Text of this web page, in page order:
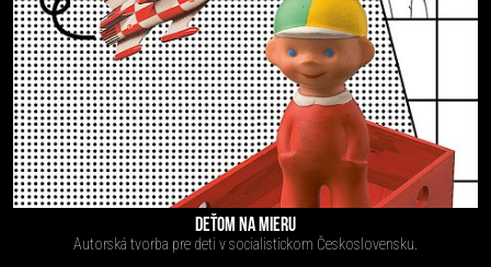
DEŤOM NA MIERU
Autorská tvorba pre deti v socialistickom Československu.